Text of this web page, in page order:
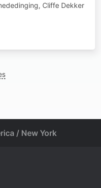
Cliffe Dekker
/ New York